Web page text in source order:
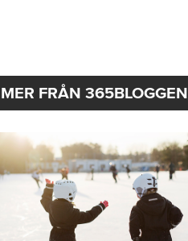
MER FRÅN 365BLOGGEN